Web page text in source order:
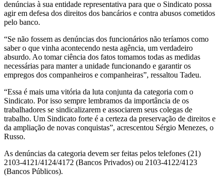
denúncias à sua entidade representativa para que o Sindicato possa
agir em defesa dos direitos dos bancários e contra abusos cometidos
pelo banco.
“Se não fossem as denúncias dos funcionários não teríamos como
saber o que vinha acontecendo nesta agência, um verdadeiro
absurdo. Ao tomar ciência dos fatos tomamos todas as medidas
necessárias para manter a unidade funcionando e garantir os
empregos dos companheiros e companheiras”, ressaltou Tadeu.
“Essa é mais uma vitória da luta conjunta da categoria com o
Sindicato. Por isso sempre lembramos da importância de os
trabalhadores se sindicalizarem e associarem seus colegas de
trabalho. Um Sindicato forte é a certeza da preservação de direitos e
da ampliação de novas conquistas”, acrescentou Sérgio Menezes, o
Russo.
As denúncias da categoria devem ser feitas pelos telefones (21)
2103-4121/4124/4172 (Bancos Privados) ou 2103-4122/4123
(Bancos Públicos).